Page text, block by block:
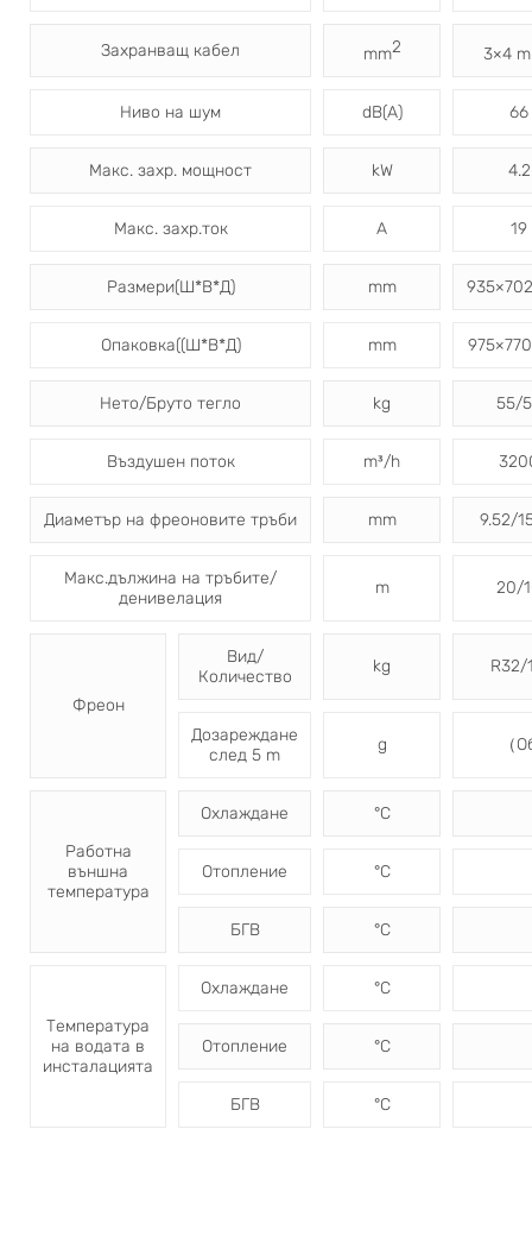
Захранващ кабел mm2 3×4
Ниво на шум dB(A) 66
Макс. захр. мощност kW 4.2
Mакс. захр.ток A 19
Размери(Ш*В*Д) mm
Опаковка((Ш*В*Д) mm
Нето/Бруто тегло kg 55/
Въздушен поток m³/h
Диаметър на фреоновите тръби mm 9.52/
Макс.дължина на тръбите/
денивелация
m 20/
Фреон
Вид/
Количество
kg R32/
Дозареждане
след 5 m
g （
Работна
външна
температура
Охлаждане °C
Отопление °C
БГВ °C
Температура
на водата в
инсталацията
Охлаждане °C
Отопление °C
БГВ °C